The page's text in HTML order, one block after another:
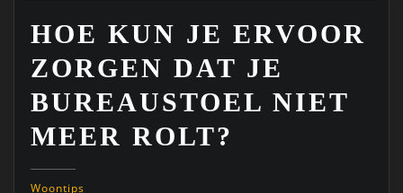
HOE KUN JE ERVOOR
ZORGEN DAT JE
BUREAUSTOEL NIET
MEER ROLT?
Woontips